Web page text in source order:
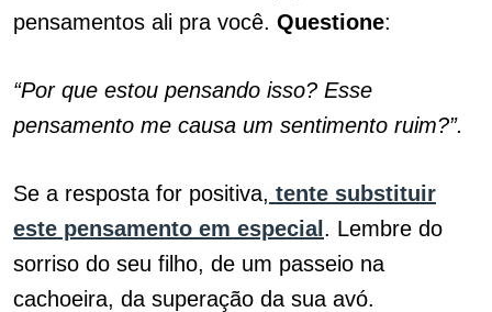
pensamentos ali pra você. Questione:
“Por que estou pensando isso? Esse
pensamento me causa um sentimento ruim?”.
Se a resposta for positiva, tente substituir
este pensamento em especial . Lembre do
sorriso do seu filho, de um passeio na
cachoeira, da superação da sua avó.